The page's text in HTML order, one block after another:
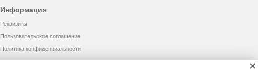
Информация
Реквизиты
Пользовательское соглашение
Политика конфиденциальности
×